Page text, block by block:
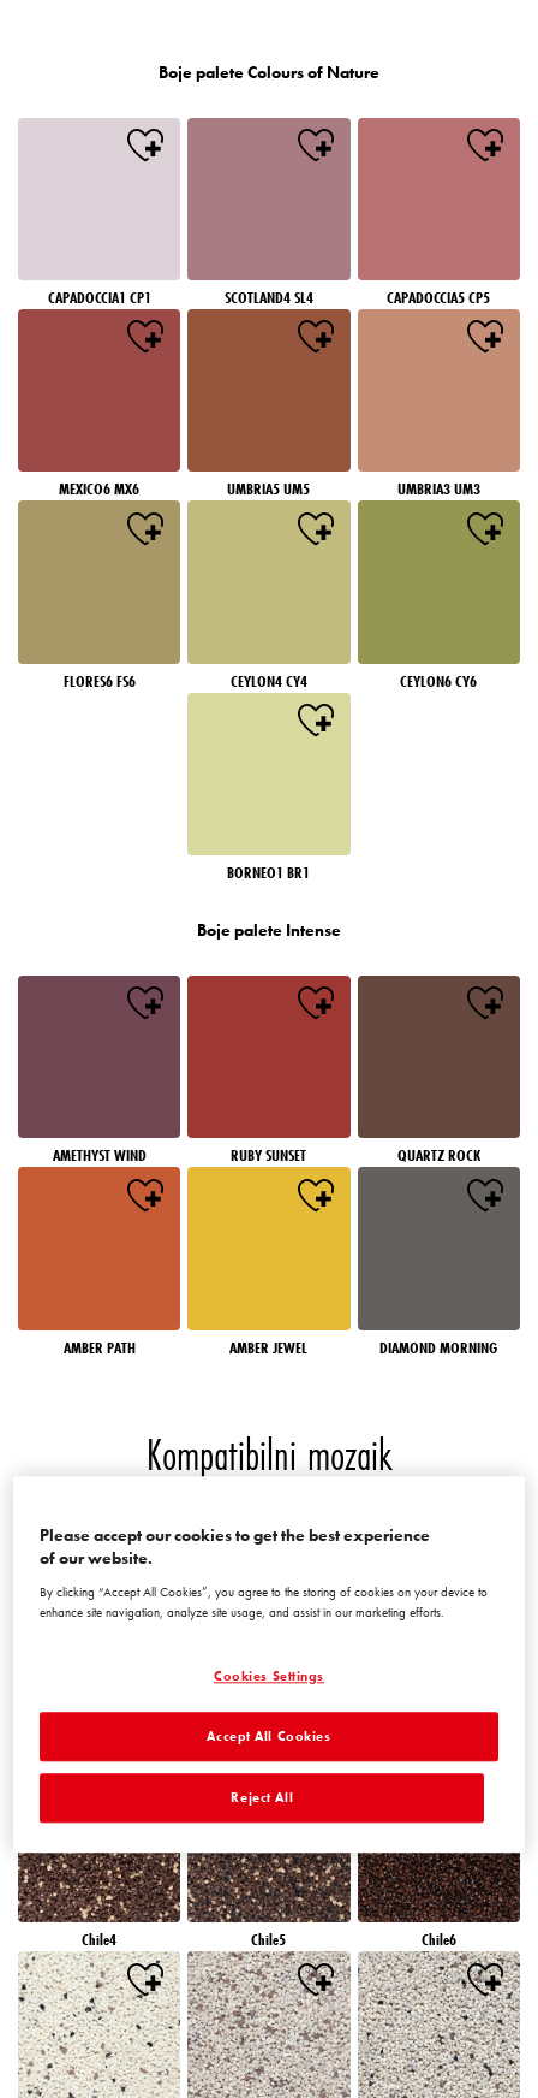
Boje palete Colours of Nature
CAPADOCCIA1 CP1 SCOTLAND4 SL4 CAPADOCCIA5 CP5
MEXICO6 MX6 UMBRIA5 UM5 UMBRIA3 UM3
FLORES6 FS6 CEYLON4 CY4 CEYLON6 CY6
BORNEO1 BR1
Boje palete Intense
AMETHYST WIND RUBY SUNSET QUARTZ ROCK
AMBER PATH AMBER JEWEL DIAMOND MORNING
Kompatibilni mozaik
Chile2
Chile4 Chile5 Chile6
Please accept our cookies to get the best experience
of our website.
By clicking “Accept All Cookies”, you agree to the storing of cookies on your device to
enhance site navigation, analyze site usage, and assist in our marketing efforts.
Cookies Settings
Reject All
Accept All Cookies